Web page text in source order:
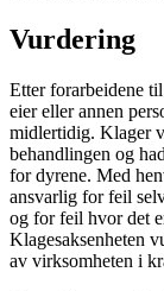
Vurdering
Etter forarbeidene
eier eller annen
midlertidig. Klager
behandlingen og
for dyrene. Med
ansvarlig for feil
og for feil hvor det
Klagesaksenheten
av virksomheten i